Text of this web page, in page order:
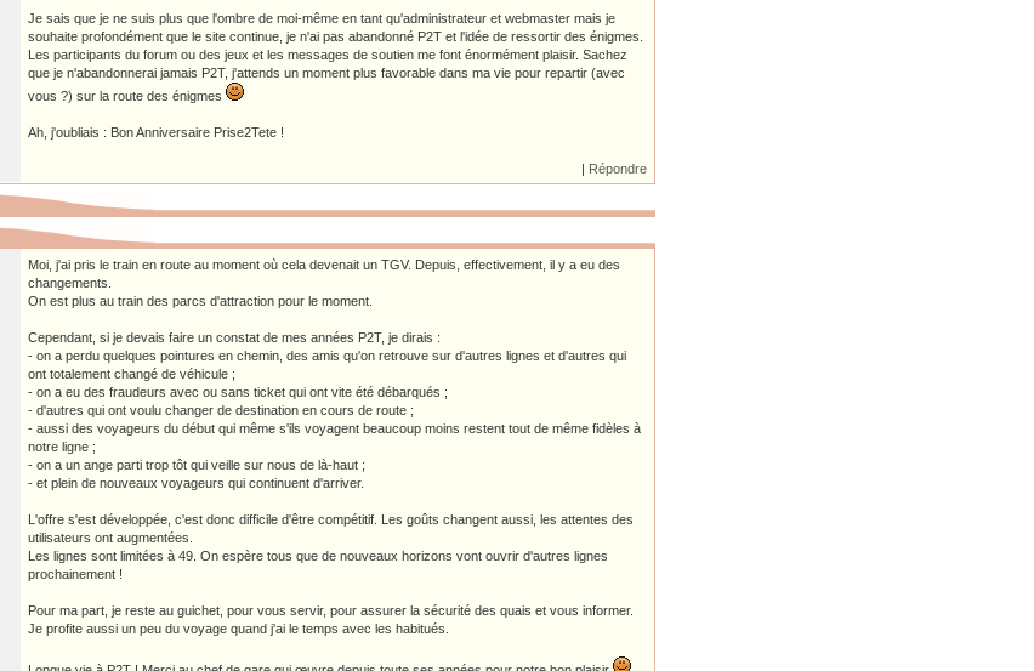
Je sais que je ne suis plus que l'ombre de moi-même en tant qu'administrateur et webmaster mais je
souhaite profondément que le site continue, je n'ai pas abandonné P2T et l'idée de ressortir des énigmes.
Les participants du forum ou des jeux et les messages de soutien me font énormément plaisir. Sachez
que je n'abandonnerai jamais P2T, j'attends un moment plus favorable dans ma vie pour repartir (avec
vous ?) sur la route des énigmes
Ah, j'oubliais : Bon Anniversaire Prise2Tete !
| Répondre
Moi, j'ai pris le train en route au moment où cela devenait un TGV. Depuis, effectivement, il y a eu des
changements.
On est plus au train des parcs d'attraction pour le moment.
Cependant, si je devais faire un constat de mes années P2T, je dirais :
- on a perdu quelques pointures en chemin, des amis qu'on retrouve sur d'autres lignes et d'autres qui
ont totalement changé de véhicule ;
- on a eu des fraudeurs avec ou sans ticket qui ont vite été débarqués ;
- d'autres qui ont voulu changer de destination en cours de route ;
- aussi des voyageurs du début qui même s'ils voyagent beaucoup moins restent tout de même fidèles à
notre ligne ;
- on a un ange parti trop tôt qui veille sur nous de là-haut ;
- et plein de nouveaux voyageurs qui continuent d'arriver.
L'offre s'est développée, c'est donc difficile d'être compétitif. Les goûts changent aussi, les attentes des
utilisateurs ont augmentées.
Les lignes sont limitées à 49. On espère tous que de nouveaux horizons vont ouvrir d'autres lignes
prochainement !
Pour ma part, je reste au guichet, pour vous servir, pour assurer la sécurité des quais et vous informer.
Je profite aussi un peu du voyage quand j'ai le temps avec les habitués.